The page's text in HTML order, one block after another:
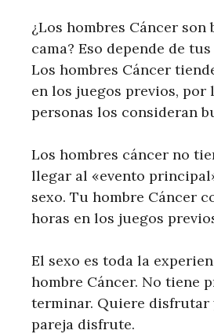
¿Los hombres Cáncer son
cama? Eso depende de
Los hombres Cáncer
en los juegos previos, por
personas los consideran
Los hombres cáncer no
llegar al «evento
sexo. Tu hombre Cáncer
horas en los juegos
El sexo es toda la
hombre Cáncer. No tiene
terminar. Quiere disfrutar
pareja disfrute.